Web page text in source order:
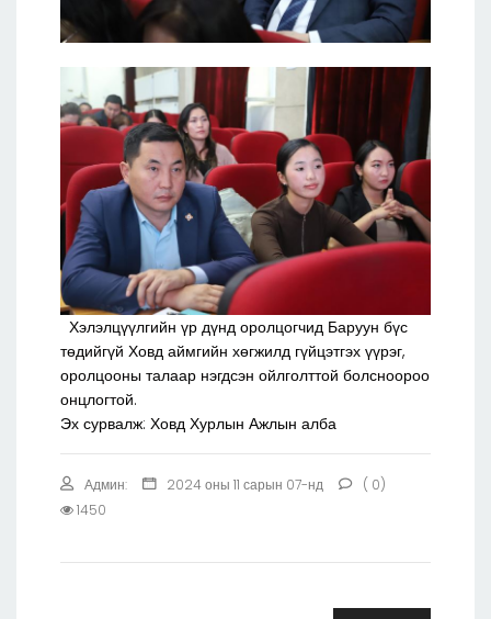
Хэлэлцүүлгийн үр дүнд оролцогчид Баруун бүс
төдийгүй Ховд аймгийн хөгжилд гүйцэтгэх үүрэг,
оролцооны талаар нэгдсэн ойлголттой болсноороо
онцлогтой.
Эх сурвалж: Ховд Хурлын Ажлын алба
Админ: 2024 оны 11 сарын 07-нд
( 0)
1450